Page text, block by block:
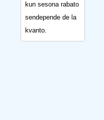
kun sesona rabato
sendepende de la
kvanto.